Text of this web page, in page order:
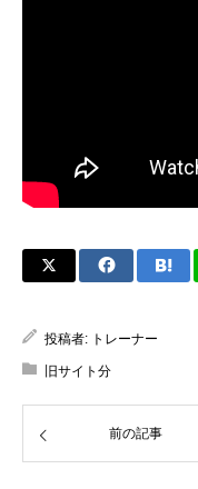
投稿者: トレーナー
旧サイト分
前の記事